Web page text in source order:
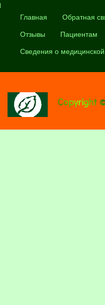
Главная Обратная
Отзывы
Пациентам
Сведения о
Copyright